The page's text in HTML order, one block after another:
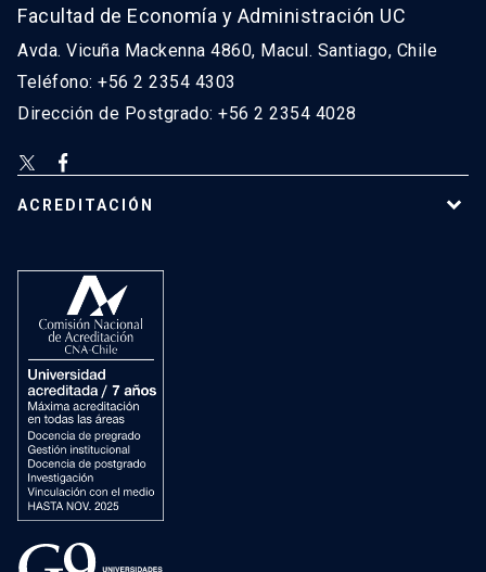
Facultad de Economía y Administración UC
Avda. Vicuña Mackenna 4860, Macul. Santiago, Chile
Teléfono: +56 2 2354 4303
Dirección de Postgrado: +56 2 2354 4028
ACREDITACIÓN